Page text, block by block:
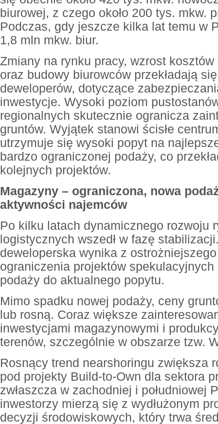
biurowej, z czego około 200 tys. mkw.
Podczas, gdy jeszcze kilka lat temu w
1,8 mln mkw. biur.
Zmiany na rynku pracy, wzrost
oraz budowy biurowców przekładają
deweloperów, dotyczące
inwestycje. Wysoki poziom
regionalnych skutecznie ogranicza
gruntów. Wyjątek stanowi ścisłe
utrzymuje się wysoki popyt na
bardzo ograniczonej podaży, co
kolejnych projektów.
Magazyny – ograniczona, nowa
aktywności najemców
Po kilku latach dynamicznego rozwoju
logistycznych wszedł w fazę
deweloperska wynika z
ograniczenia projektów
podaży do aktualnego popytu.
Mimo spadku nowej podaży, ceny
lub rosną. Coraz większe
inwestycjami magazynowymi i
terenów, szczególnie w obszarze tzw.
Rosnący trend nearshoringu zwiększa
pod projekty Build-to-Own dla sektora
zwłaszcza w zachodniej i południowej
inwestorzy mierzą się z wydłużonym
decyzji środowiskowych, który trwa